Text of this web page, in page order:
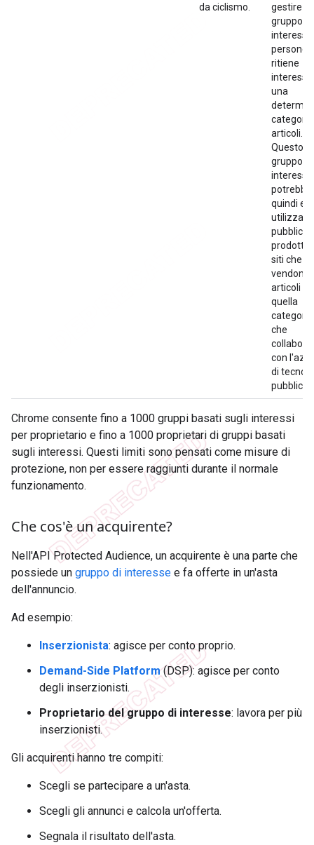
da ciclismo.
gestire
gruppo di
interesse
persone
ritiene
una
articoli.
Questo
gruppo di
interessi
potrebbe
quindi
utilizzato
prodotti
siti che
vendono
articoli in
quella
che
con
di
Chrome consente fino a 1000 gruppi basati sugli interessi
per proprietario e fino a 1000 proprietari di gruppi basati
sugli interessi. Questi limiti sono pensati come misure di
protezione, non per essere raggiunti durante il normale
funzionamento.
Che cos'è un acquirente?
Nell'API Protected Audience, un acquirente è una parte che
possiede un gruppo di interesse e fa offerte in un'asta
dell'annuncio.
Ad esempio:
Inserzionista: agisce per conto proprio.
Demand-Side Platform(DSP): agisce per conto
degli inserzionisti.
Proprietario del gruppo di interesse: lavora per più
inserzionisti.
Gli acquirenti hanno tre compiti:
Scegli se partecipare a un'asta.
Scegli gli annunci e calcola un'offerta.
Segnala il risultato dell'asta.